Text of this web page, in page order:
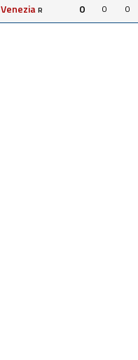
Venezia R 0 0 0